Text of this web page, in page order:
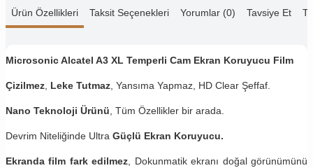
Ürün Özellikleri Taksit Seçenekleri Yorumlar (0) Tavsiye Et
Microsonic Alcatel A3 XL Temperli Cam Ekran Koruyucu Film
Çizilmez Leke Tutmaz , Yansıma Yapmaz, HD Clear Şeffaf.
Nano Teknoloji Ürünü , Tüm Özellikler bir arada.
Devrim Niteliğinde Ultra Güçlü Ekran Koruyucu.
Ekranda film fark edilmez , Dokunmatik ekranı doğal görünümünü